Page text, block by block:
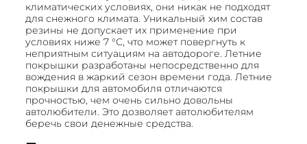
климатических условиях, они никак не подходят
для снежного климата. Уникальный хим состав
резины не допускает их применение при
условиях ниже 7 °С, что может повергнуть к
неприятным ситуациям на автодороге. Летние
покрышки разработаны непосредственно для
вождения в жаркий сезон времени года. Летние
покрышки для автомобиля отличаются
прочностью, чем очень сильно довольны
автолюбители. Это дозволяет автолюбителям
беречь свои денежные средства.